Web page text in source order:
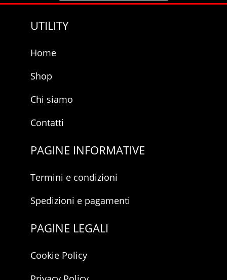
y
UTILITY
Home
Shop
Chi siamo
Contatti
PAGINE INFORMATIVE
Termini e condizioni
Spedizioni e pagamenti
PAGINE LEGALI
Cookie Policy